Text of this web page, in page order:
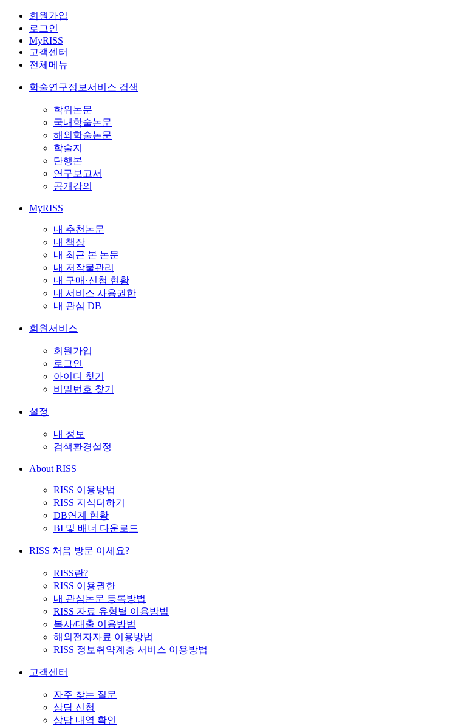
회원가입
로그인
MyRISS
고객센터
전체메뉴
학술연구정보서비스 검색
학위논문
국내학술논문
해외학술논문
학술지
단행본
연구보고서
공개강의
MyRISS
내 추천논문
내 책장
내 최근 본 논문
내 저작물관리
내 구매·신청 현황
내 서비스 사용권한
내 관심 DB
회원서비스
회원가입
로그인
아이디 찾기
비밀번호 찾기
설정
내 정보
검색환경설정
About RISS
RISS 이용방법
RISS 지식더하기
DB연계 현황
BI 및 배너 다운로드
RISS 처음 방문 이세요?
RISS란?
RISS 이용권한
내 관심논문 등록방법
RISS 자료 유형별 이용방법
복사/대출 이용방법
해외전자자료 이용방법
RISS 정보취약계층 서비스 이용방법
고객센터
자주 찾는 질문
상담 신청
상담 내역 확인